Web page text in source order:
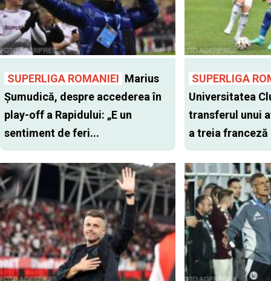
SUPERLIGA ROMANIEI Marius
Șumudică, despre accederea în
play-off a Rapidului: „E un
sentiment de feri...
SUPERLIGA
Universitatea
transferul unui
a treia franceză